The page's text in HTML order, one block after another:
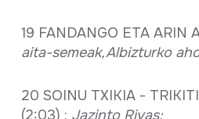
19 FANDANGO ETA ARIN
aita-semeak,Albizturko
20 SOINU TXIKIA -
(2:03) : Jazinto Rivas;